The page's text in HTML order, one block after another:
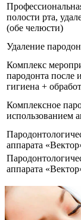
полости рта,
(обе челюсти)
Удаление
Комплекс
пародонта после
гигиена +
Комплексное
использованием
аппарата
аппарата